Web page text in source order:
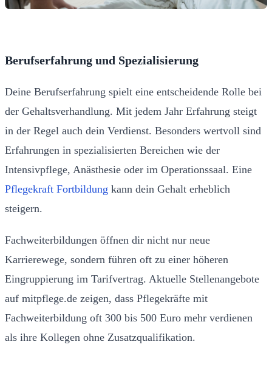
Berufserfahrung und Spezialisierung
Deine Berufserfahrung spielt eine entscheidende Rolle bei
der Gehaltsverhandlung. Mit jedem Jahr Erfahrung steigt
in der Regel auch dein Verdienst. Besonders wertvoll sind
Erfahrungen in spezialisierten Bereichen wie der
Intensivpflege, Anästhesie oder im Operationssaal. Eine
Pflegekraft Fortbildung kann dein Gehalt erheblich
steigern.
Fachweiterbildungen öffnen dir nicht nur neue
Karrierewege, sondern führen oft zu einer höheren
Eingruppierung im Tarifvertrag. Aktuelle Stellenangebote
auf mitpflege.de zeigen, dass Pflegekräfte mit
Fachweiterbildung oft 300 bis 500 Euro mehr verdienen
als ihre Kollegen ohne Zusatzqualifikation.